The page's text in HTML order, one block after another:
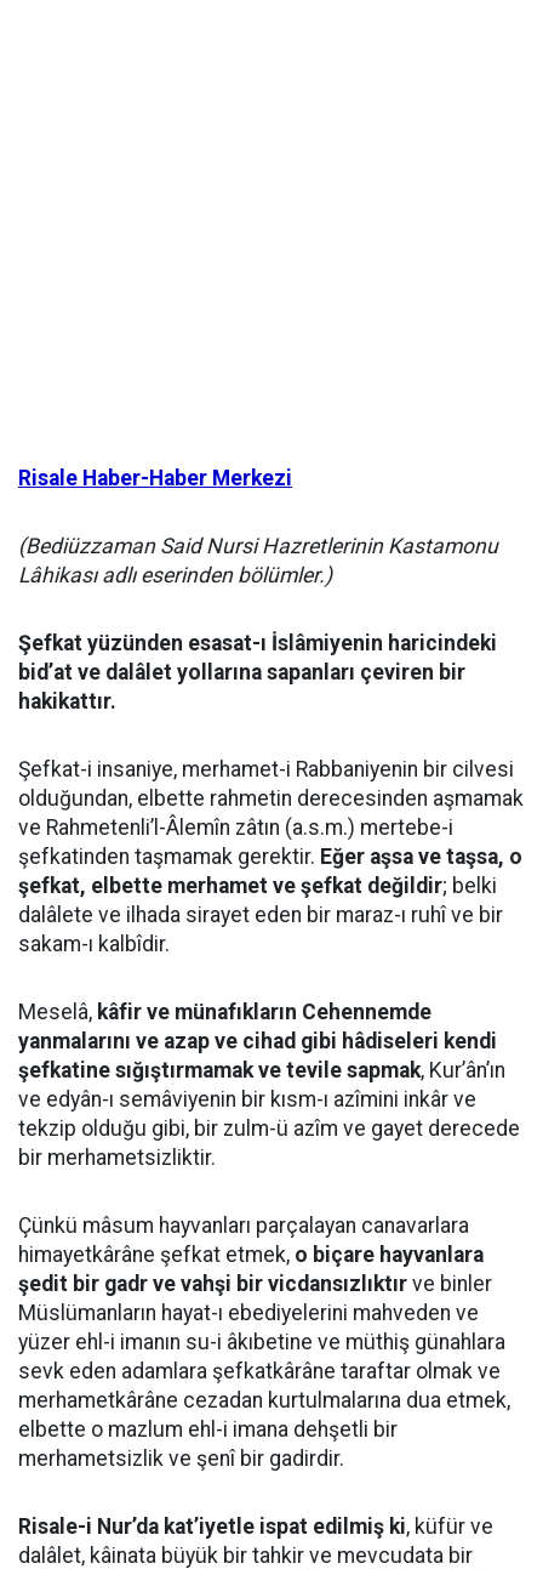
Risale Haber-Haber Merkezi
(Bediüzzaman Said Nursi Hazretlerinin Kastamonu
Lâhikası adlı eserinden bölümler.)
Şefkat yüzünden esasat-ı İslâmiyenin haricindeki
bid’at ve dalâlet yollarına sapanları çeviren bir
hakikattır.
Şefkat-i insaniye, merhamet-i Rabbaniyenin bir cilvesi
olduğundan, elbette rahmetin derecesinden aşmamak
ve Rahmetenli’l-Âlemîn zâtın (a.s.m.) mertebe-i
şefkatinden taşmamak gerektir. Eğer aşsa ve taşsa, o
şefkat, elbette merhamet ve şefkat değildir; belki
dalâlete ve ilhada sirayet eden bir maraz-ı ruhî ve bir
sakam-ı kalbîdir.
Meselâ, kâfir ve münafıkların Cehennemde
yanmalarını ve azap ve cihad gibi hâdiseleri kendi
şefkatine sığıştırmamak ve tevile sapmak, Kur’ân’ın
ve edyân-ı semâviyenin bir kısm-ı azîmini inkâr ve
tekzip olduğu gibi, bir zulm-ü azîm ve gayet derecede
bir merhametsizliktir.
Çünkü mâsum hayvanları parçalayan canavarlara
himayetkârâne şefkat etmek, o biçare hayvanlara
şedit bir gadr ve vahşi bir vicdansızlıktır ve binler
Müslümanların hayat-ı ebediyelerini mahveden ve
yüzer ehl-i imanın su-i âkıbetine ve müthiş günahlara
sevk eden adamlara şefkatkârâne taraftar olmak ve
merhametkârâne cezadan kurtulmalarına dua etmek,
elbette o mazlum ehl-i imana dehşetli bir
merhametsizlik ve şenî bir gadirdir.
Risale-i Nur’da kat’iyetle ispat edilmiş ki, küfür ve
dalâlet, kâinata büyük bir tahkir ve mevcudata bir